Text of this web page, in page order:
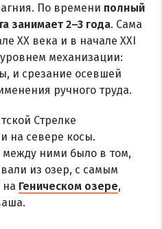
По времени полный
занимает 2–3 года. Сама
XX века и в начале XXI
механизации:
и срезание осевшей
ручного труда.
Стрелке
на севере косы.
между ними было в том,
из озер, с самым
Геническом озере,